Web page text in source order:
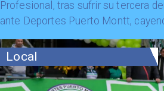
Local
Profesional, tras sufrir su tercera
ante Deportes Puerto Montt,